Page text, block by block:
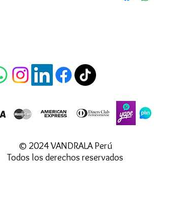
© 2024 VANDRALA Perú
Todos los derechos reservados